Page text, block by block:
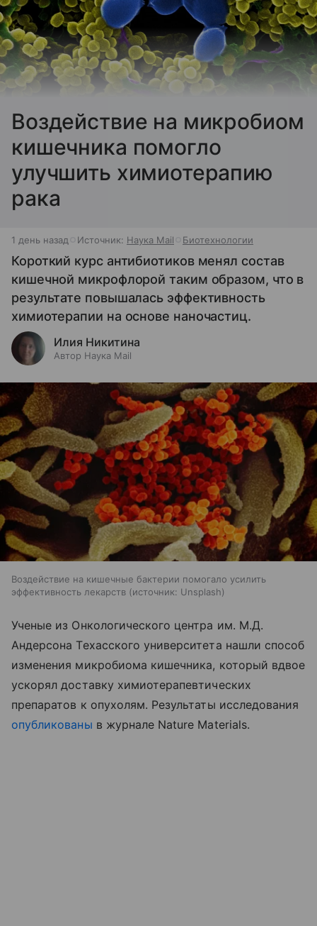
Воздействие на микробиом
кишечника помогло
улучшить химиотерапию
рака
1 день назад Источник: Наука Mail Биотехнологии
Короткий курс антибиотиков менял состав
кишечной микрофлорой таким образом, что в
результате повышалась эффективность
химиотерапии на основе наночастиц.
Илия Никитина
Автор Наука Mail
Воздействие на кишечные бактерии помогало усилить
эффективность лекарств
источник: Unsplash
Ученые из Онкологического центра им. М.Д.
Андерсона Техасского университета нашли способ
изменения микробиома кишечника, который вдвое
ускорял доставку химиотерапевтических
препаратов к опухолям. Результаты исследования
опубликованы в журнале Nature Materials.